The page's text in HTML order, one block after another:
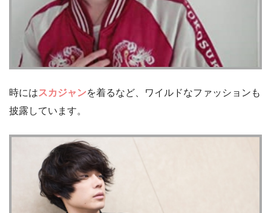
時にはスカジャンを着るなど、ワイルドなファッションも
披露しています。